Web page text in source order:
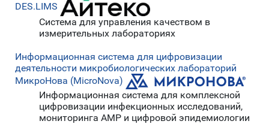
DES.LIMS
Система для управления качеством в
измерительных лабораториях
Информационная система для цифровизации
деятельности микробиологических лабораторий
МикроНова (MicroNova)
Информационная система для комплексной
цифровизации инфекционных исследований,
мониторинга АМР и цифровой эпидемиологии